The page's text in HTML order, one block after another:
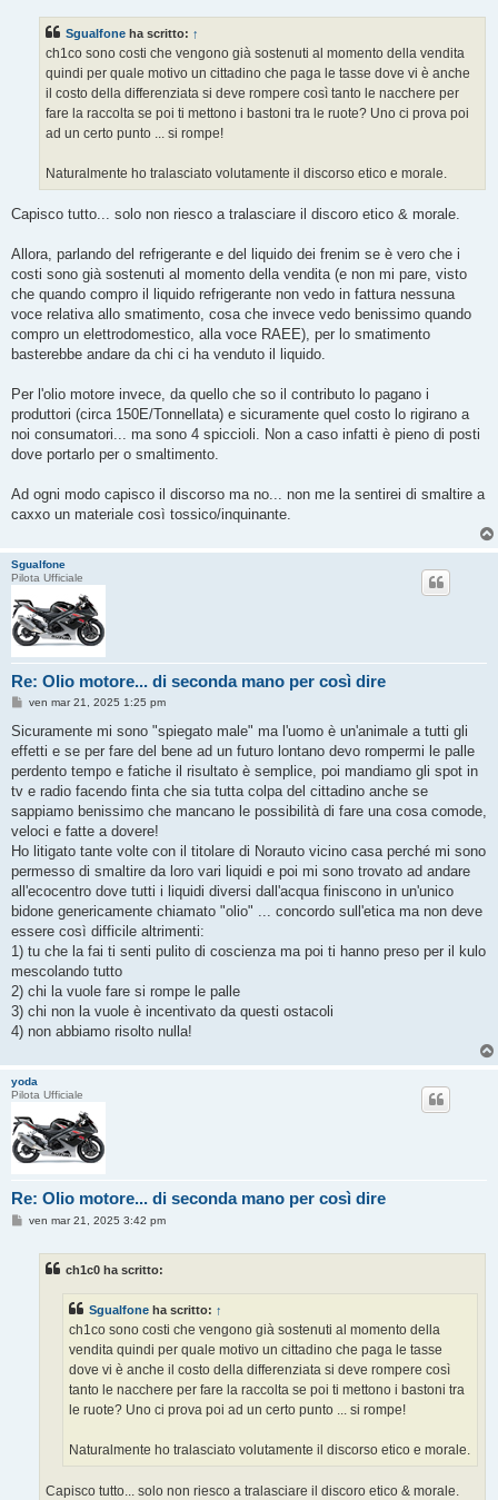
Sgualfone ha scritto: ↑
ch1co sono costi che vengono già sostenuti al momento della vendita
quindi per quale motivo un cittadino che paga le tasse dove vi è anche
il costo della differenziata si deve rompere così tanto le nacchere per
fare la raccolta se poi ti mettono i bastoni tra le ruote? Uno ci prova poi
ad un certo punto ... si rompe!
Naturalmente ho tralasciato volutamente il discorso etico e morale.
Capisco tutto... solo non riesco a tralasciare il discoro etico & morale.
Allora, parlando del refrigerante e del liquido dei frenim se è vero che i
costi sono già sostenuti al momento della vendita (e non mi pare, visto
che quando compro il liquido refrigerante non vedo in fattura nessuna
voce relativa allo smatimento, cosa che invece vedo benissimo quando
compro un elettrodomestico, alla voce RAEE), per lo smatimento
basterebbe andare da chi ci ha venduto il liquido.
Per l'olio motore invece, da quello che so il contributo lo pagano i
produttori (circa 150E/Tonnellata) e sicuramente quel costo lo rigirano a
noi consumatori... ma sono 4 spiccioli. Non a caso infatti è pieno di posti
dove portarlo per o smaltimento.
Ad ogni modo capisco il discorso ma no... non me la sentirei di smaltire a
caxxo un materiale così tossico/inquinante.
Sgualfone
Pilota Ufficiale
Re: Olio motore... di seconda mano per così dire
M
s
a
g
o
ven mar 21, 2025 1:25 pm
Sicuramente mi sono "spiegato male" ma l'uomo è un'animale a tutti gli
effetti e se per fare del bene ad un futuro lontano devo rompermi le palle
perdento tempo e fatiche il risultato è semplice, poi mandiamo gli spot in
tv e radio facendo finta che sia tutta colpa del cittadino anche se
sappiamo benissimo che mancano le possibilità di fare una cosa comode,
veloci e fatte a dovere!
Ho litigato tante volte con il titolare di Norauto vicino casa perché mi sono
permesso di smaltire da loro vari liquidi e poi mi sono trovato ad andare
all'ecocentro dove tutti i liquidi diversi dall'acqua finiscono in un'unico
bidone genericamente chiamato "olio" ... concordo sull'etica ma non deve
essere così difficile altrimenti:
1) tu che la fai ti senti pulito di coscienza ma poi ti hanno preso per il kulo
mescolando tutto
2) chi la vuole fare si rompe le palle
3) chi non la vuole è incentivato da questi ostacoli
4) non abbiamo risolto nulla!
yoda
Pilota Ufficiale
Re: Olio motore... di seconda mano per così dire
Mven mar 21, 2025 3:42 pm
ch1c0 ha scritto:
Sgualfone ha scritto: ↑
ch1co sono costi che vengono già sostenuti al momento della
vendita quindi per quale motivo un cittadino che paga le tasse
dove vi è anche il costo della differenziata si deve rompere così
tanto le nacchere per fare la raccolta se poi ti mettono i bastoni tra
le ruote? Uno ci prova poi ad un certo punto ... si rompe!
Naturalmente ho tralasciato volutamente il discorso etico e morale.
Capisco tutto... solo non riesco a tralasciare il discoro etico & morale.